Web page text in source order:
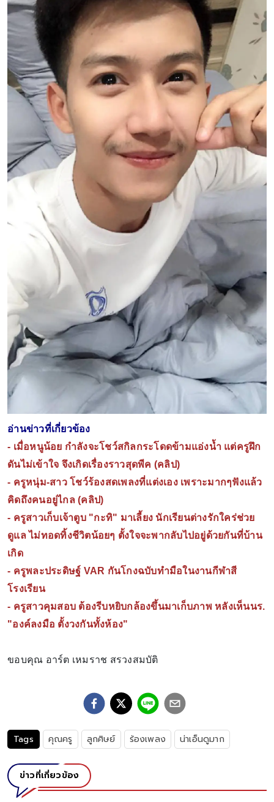
อ่านข่าวที่เกี่ยวข้อง
- เมื่อหนูน้อย กำลังจะโชว์สกิลกระโดดข้ามแอ่งน้ำ แต่ครูฝึก
ดันไม่เข้าใจ จึงเกิดเรื่องราวสุดพีค (คลิป)
- ครูหนุ่ม-สาว โชว์ร้องสดเพลงที่แต่งเอง เพราะมากๆฟังแล้ว
คิดถึงคนอยู่ไกล (คลิป)
- ครูสาวเก็บเจ้าตูบ "กะทิ" มาเลี้ยง นักเรียนต่างรักใคร่ช่วย
ดูแล ไม่ทอดทิ้งชีวิตน้อยๆ ตั้งใจจะพากลับไปอยู่ด้วยกันที่บ้าน
เกิด
- ครูพละประดิษฐ์ VAR กันโกงฉบับทำมือในงานกีฬาสี
โรงเรียน
- ครูสาวคุมสอบ ต้องรีบหยิบกล้องขึ้นมาเก็บภาพ หลังเห็นนร.
"องค์ลงมือ ตั้งวงกันทั้งห้อง"
ขอบคุณ อาร์ต เหมราช สรวงสมบัติ
Tags คุณครู ลูกศิษย์ ร้องเพลง น่าเอ็นดูมาก
ข่าวที่เกี่ยวข้อง